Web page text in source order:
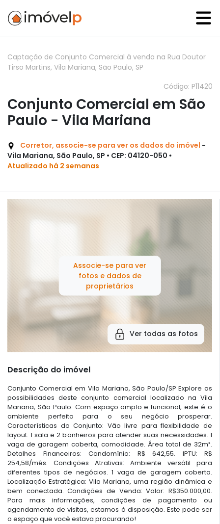
Captação de Conjunto Comercial à venda na Rua Doutor
Tirso Martins, Vila Mariana, São Paulo, SP
Código: P11420
Conjunto Comercial em São
Paulo - Vila Mariana
Corretor, associe-se para ver os dados do imóvel -
Vila Mariana, São Paulo, SP • CEP: 04120-050 •
Atualizado há 2 semanas
Associe-se para ver
fotos e dados de
proprietários
Ver todas as fotos
Descrição do imóvel
Conjunto Comercial em Vila Mariana, São Paulo/SP Explore as
possibilidades deste conjunto comercial localizado na Vila
Mariana, São Paulo. Com espaço amplo e funcional, este é o
ambiente perfeito para o seu negócio prosperar.
Características do Conjunto: Vão livre para flexibilidade de
layout. 1 sala e 2 banheiros para atender suas necessidades. 1
vaga de garagem coberta, comodidade. Área total de 32m².
Detalhes Financeiros: Condomínio: R$ 642,55. IPTU: R$
254,58/mês. Condições Atrativas: Ambiente versátil para
diferentes tipos de negócios. 1 vaga de garagem coberta.
Localização Estratégica: Vila Mariana, uma região dinâmica e
bem conectada. Condições de Venda: Valor: R$350.000,00.
Para mais informações, condições de pagamento ou
agendamento de visitas, estamos à disposição. Este pode ser
o espaço que você estava procurando!